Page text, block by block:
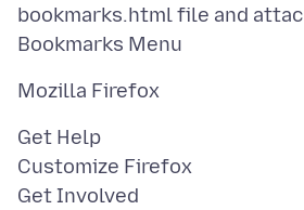
bookmarks.html file and
Get Help
Customize Firefox
Get Involved